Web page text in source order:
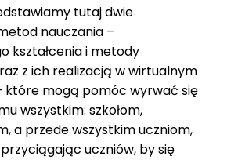
tutaj dwie
nauczania –
kształcenia i metody
z ich realizacją w wirtualnym
które mogą pomóc wyrwać się
wszystkim: szkołom,
a przede wszystkim uczniom,
uczniów, by się